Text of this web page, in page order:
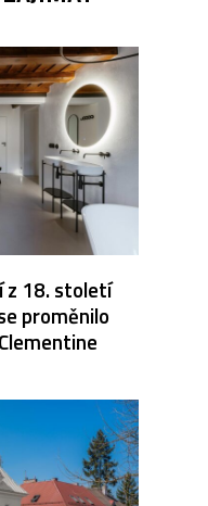
z 18. století
proměnilo